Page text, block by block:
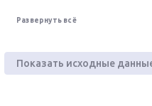
Развернуть всё
Показать исходные